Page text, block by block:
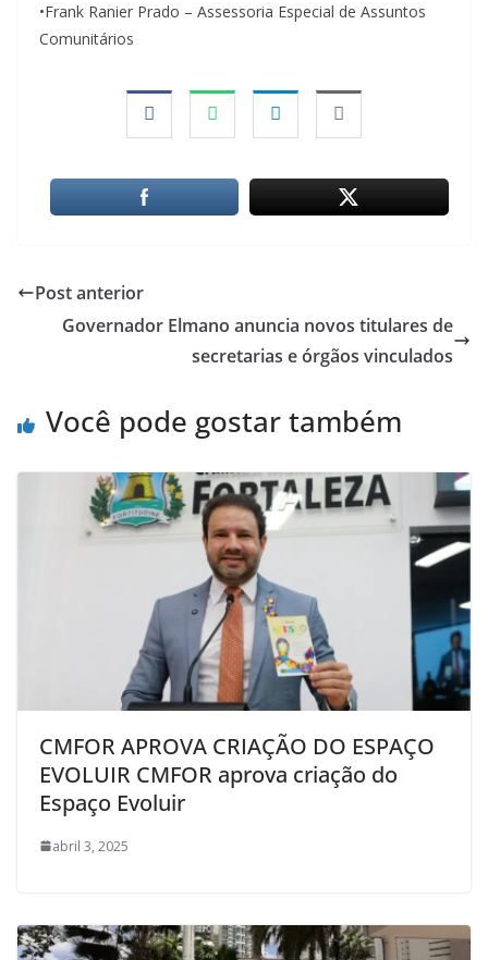
•Frank Ranier Prado – Assessoria Especial de Assuntos
Comunitários
Post anterior
Governador Elmano anuncia novos titulares de
secretarias e órgãos vinculados
Você pode gostar também
CMFOR APROVA CRIAÇÃO DO ESPAÇO
EVOLUIR CMFOR aprova criação do
Espaço Evoluir
abril 3, 2025